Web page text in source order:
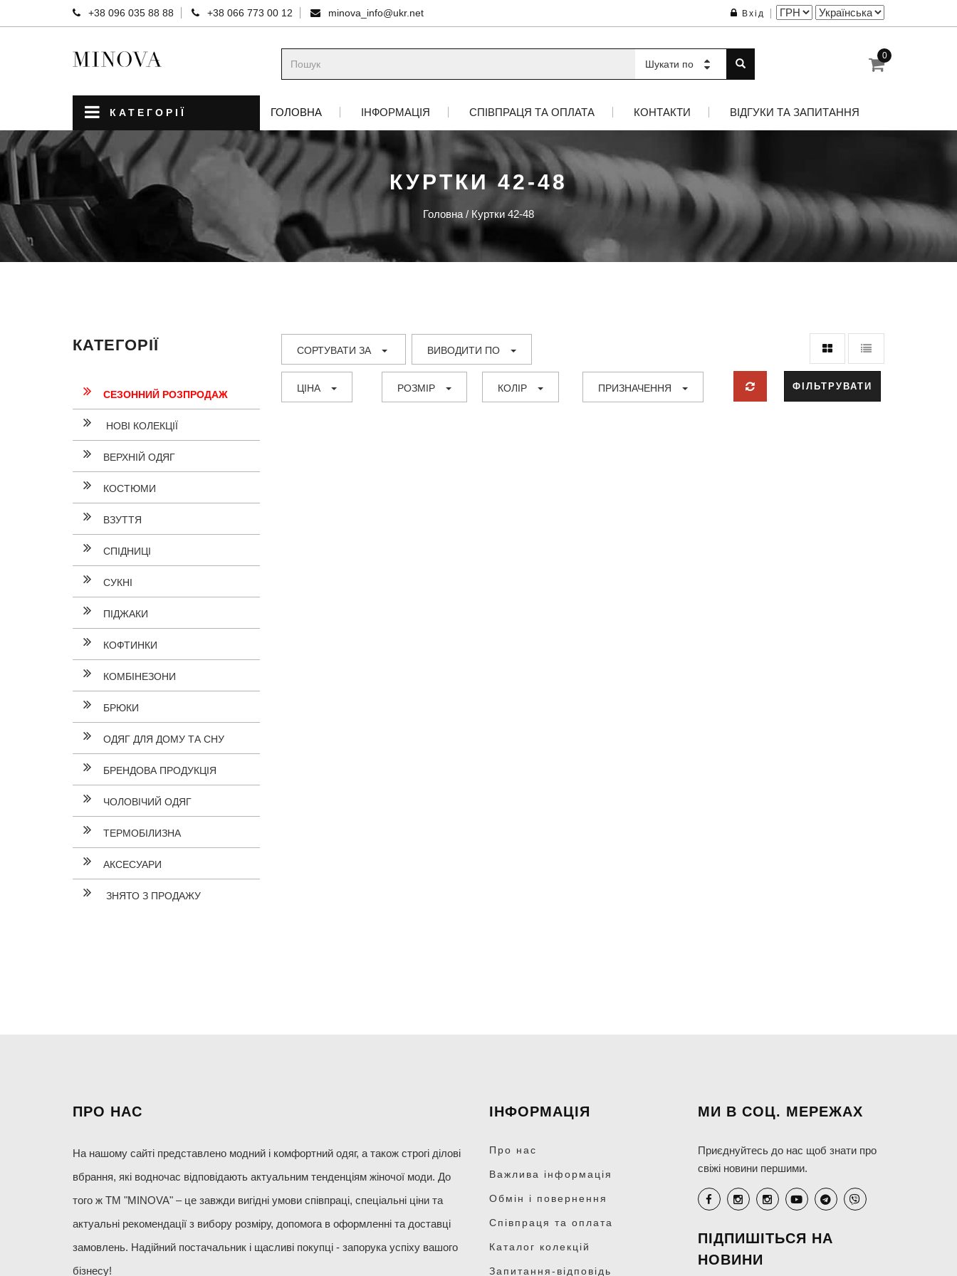
+38 096 035 88 88 +38 066 773 00 12 minova_info@ukr.net Вхід
Шукати по
0
КАТЕГОРІЇ ГОЛОВНА ІНФОРМАЦІЯ СПІВПРАЦЯ ТА ОПЛАТА КОНТАКТИ ВІДГУКИ ТА ЗАПИТАННЯ
КУРТКИ 42-48
Головна / Куртки 42-48
КАТЕГОРІЇ
СЕЗОННИЙ РОЗПРОДАЖ
НОВІ КОЛЕКЦІЇ
ВЕРХНІЙ ОДЯГ
КОСТЮМИ
ВЗУТТЯ
СПІДНИЦІ
СУКНI
ПІДЖАКИ
КОФТИНКИ
КОМБІНЕЗОНИ
БРЮКИ
ОДЯГ ДЛЯ ДОМУ ТА СНУ
БРЕНДОВА ПРОДУКЦІЯ
ЧОЛОВІЧИЙ ОДЯГ
ТЕРМОБІЛИЗНА
АКСЕСУАРИ
ЗНЯТО З ПРОДАЖУ
СОРТУВАТИ ЗА ВИВОДИТИ ПО
ЦІНА РОЗМІР КОЛІР ПРИЗНАЧЕННЯ ФІЛЬТРУВАТИ
ПРО НАС
На нашому сайті представлено модний і комфортний одяг, а також строгі ділові
вбрання, які водночас відповідають актуальним тенденціям жіночої моди. До
того ж ТМ "MINOVA" – це завжди вигідні умови співпраці, спеціальні ціни та
актуальні рекомендації з вибору розміру, допомога в оформленні та доставці
замовлень. Надійний постачальник і щасливі покупці - запорука успіху вашого
бізнесу!
ІНФОРМАЦІЯ
Про нас
Важлива інформація
Обмін і повернення
Співпраця та оплата
Каталог колекцій
Запитання-відповідь
МИ В СОЦ. МЕРЕЖАХ
Приєднуйтесь до нас щоб знати про
свіжі новини першими.
ПІДПИШІТЬСЯ НА
НОВИНИ